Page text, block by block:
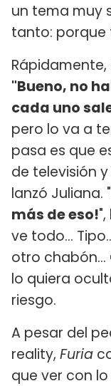
un tema muy
tanto: porque
"Bueno, no
cada uno
pero lo va a
pasa es que
de televisión
lanzó Juliana. "
más de eso!
ve todo...
otro chabón...
lo quiera
riesgo.
A pesar del
reality, Furia
que ver con